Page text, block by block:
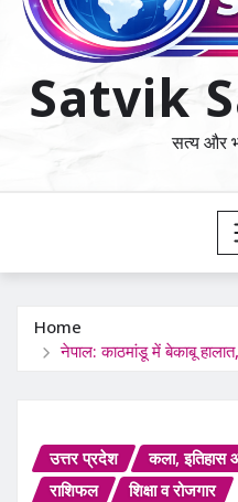
Satvik
सत्य और
Home
नेपाल: काठमांडू में बेकाबू
उत्तर प्रदेश कला, इतिहास
राशिफल
शिक्षा व रोजगार